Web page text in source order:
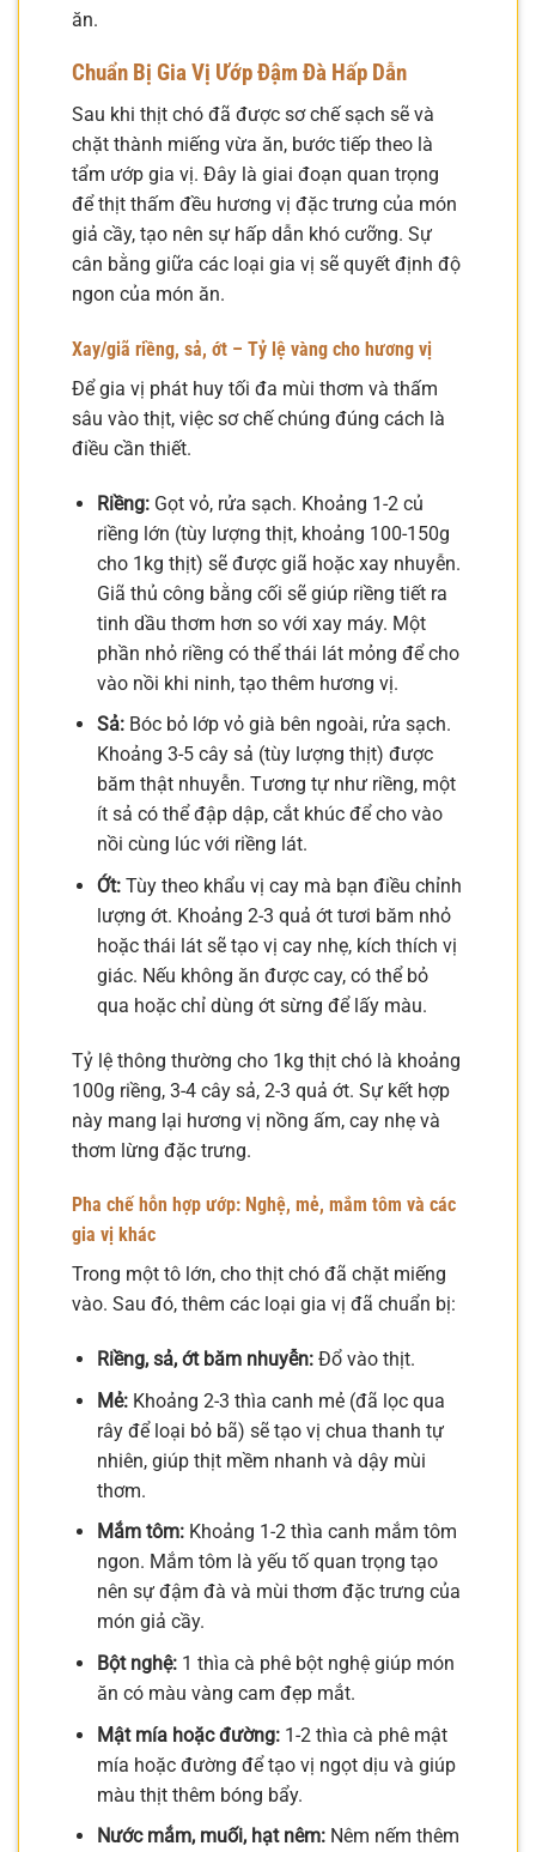
ăn.
Chuẩn Bị Gia Vị Ướp Đậm Đà Hấp Dẫn
Sau khi thịt chó đã được sơ chế sạch sẽ và
chặt thành miếng vừa ăn, bước tiếp theo là
tẩm ướp gia vị. Đây là giai đoạn quan trọng
để thịt thấm đều hương vị đặc trưng của món
giả cầy, tạo nên sự hấp dẫn khó cưỡng. Sự
cân bằng giữa các loại gia vị sẽ quyết định độ
ngon của món ăn.
Xay/giã riềng, sả, ớt – Tỷ lệ vàng cho hương vị
Để gia vị phát huy tối đa mùi thơm và thấm
sâu vào thịt, việc sơ chế chúng đúng cách là
điều cần thiết.
Riềng:Gọt vỏ, rửa sạch. Khoảng 1-2 củ
riềng lớn (tùy lượng thịt, khoảng 100-150g
cho 1kg thịt) sẽ được giã hoặc xay nhuyễn.
Giã thủ công bằng cối sẽ giúp riềng tiết ra
tinh dầu thơm hơn so với xay máy. Một
phần nhỏ riềng có thể thái lát mỏng để cho
vào nồi khi ninh, tạo thêm hương vị.
Sả:Bóc bỏ lớp vỏ già bên ngoài, rửa sạch.
Khoảng 3-5 cây sả (tùy lượng thịt) được
băm thật nhuyễn. Tương tự như riềng, một
ít sả có thể đập dập, cắt khúc để cho vào
nồi cùng lúc với riềng lát.
Ớt:Tùy theo khẩu vị cay mà bạn điều chỉnh
lượng ớt. Khoảng 2-3 quả ớt tươi băm nhỏ
hoặc thái lát sẽ tạo vị cay nhẹ, kích thích vị
giác. Nếu không ăn được cay, có thể bỏ
qua hoặc chỉ dùng ớt sừng để lấy màu.
Tỷ lệ thông thường cho 1kg thịt chó là khoảng
100g riềng, 3-4 cây sả, 2-3 quả ớt. Sự kết hợp
này mang lại hương vị nồng ấm, cay nhẹ và
thơm lừng đặc trưng.
Pha chế hỗn hợp ướp: Nghệ, mẻ, mắm tôm và các
gia vị khác
Trong một tô lớn, cho thịt chó đã chặt miếng
vào. Sau đó, thêm các loại gia vị đã chuẩn bị:
Riềng, sả, ớt băm nhuyễn:Đổ vào thịt.
Mẻ:Khoảng 2-3 thìa canh mẻ (đã lọc qua
rây để loại bỏ bã) sẽ tạo vị chua thanh tự
nhiên, giúp thịt mềm nhanh và dậy mùi
thơm.
Mắm tôm:Khoảng 1-2 thìa canh mắm tôm
ngon. Mắm tôm là yếu tố quan trọng tạo
nên sự đậm đà và mùi thơm đặc trưng của
món giả cầy.
Bột nghệ:1 thìa cà phê bột nghệ giúp món
ăn có màu vàng cam đẹp mắt.
Mật mía hoặc đường:1-2 thìa cà phê mật
mía hoặc đường để tạo vị ngọt dịu và giúp
màu thịt thêm bóng bẩy.
Nước mắm, muối, hạt nêm:Nêm nếm thêm